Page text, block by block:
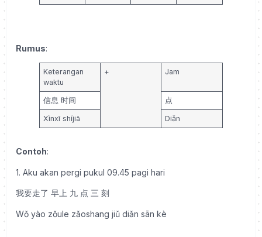
Rumus:
Keterangan
waktu
+ Jam
信息 时间 点
Xìnxī shíjiā Diǎn
Contoh:
1. Aku akan pergi pukul 09.45 pagi hari
我要走了 早上 九 点 三 刻
Wǒ yào zǒule zǎoshang jiǔ diǎn sān kè